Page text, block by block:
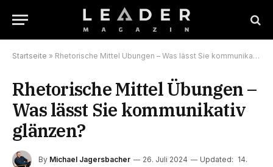
Startseite » Rhetorische Mittel Übungen – Was lässt Sie kommunikativ glänzen?
Rhetorische Mittel Übungen –
Was lässt Sie kommunikativ
glänzen?
By Michael Jagersbacher 26. Juli 2024 Updated: 14.